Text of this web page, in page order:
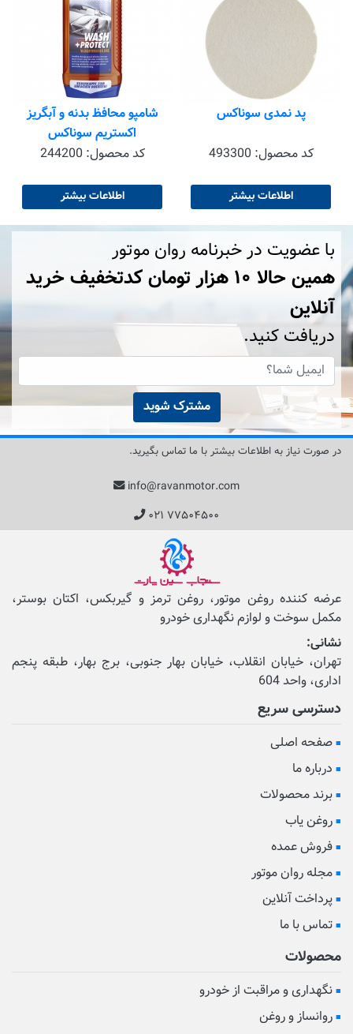
پد نمدی سوناکس
کد محصول: 493300
اطلاعات بیشتر
شامپو محافظ بدنه و آبگریز
اکستریم سوناکس
کد محصول: 244200
اطلاعات بیشتر
با عضویت در خبرنامه روان موتور
همین حالا ۱۰ هزار تومان کد‌تخفیف خرید
آنلاین
دریافت کنید.
مشترک شوید
در صورت نیاز به اطلاعات بیشتر با ما تماس بگیرید.
info@ravanmotor.com
۰۲۱ ۷۷۵۰۴۵۰۰
عرضه کننده روغن موتور، روغن ترمز و گیربکس، اکتان بوستر،
مکمل‌ سوخت و لوازم نگهداری خودرو
نشانی:
تهران، خیابان انقلاب، خیابان بهار جنوبی، برج بهار، طبقه پنجم
اداری، واحد 604
دسترسی سریع
صفحه اصلی
درباره ما
برند محصولات
روغن یاب
فروش عمده
مجله روان موتور
پرداخت آنلاین
تماس با ما
محصولات
نگهداری و مراقبت از خودرو
روانساز و روغن